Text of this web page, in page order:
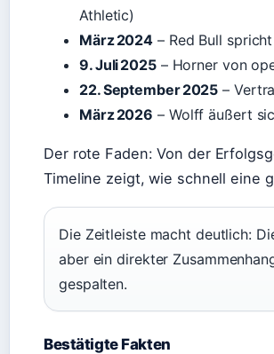
Athletic)
März 2024 – Red Bull
9. Juli 2025– Horner von
22. September 2025 –
März 2026 – Wolff äußert
Der rote Faden: Von der
Timeline zeigt, wie schnell eine
Die Zeitleiste macht deutlich:
aber ein direkter
gespalten.
Bestätigte Fakten